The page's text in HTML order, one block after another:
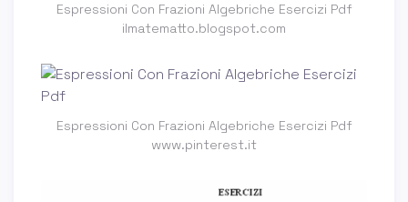
Espressioni Con Frazioni Algebriche Esercizi Pdf
ilmatematto.blogspot.com
Espressioni Con Frazioni Algebriche Esercizi Pdf
www.pinterest.it